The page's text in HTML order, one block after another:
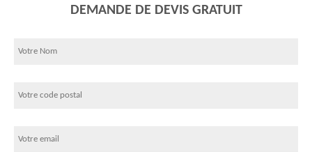
DEMANDE DE DEVIS GRATUIT